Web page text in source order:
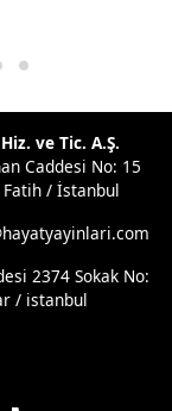
ve Tic. A.Ş.
Caddesi No: 15
Fatih / İstanbul
2374 Sokak No:
/ istanbul